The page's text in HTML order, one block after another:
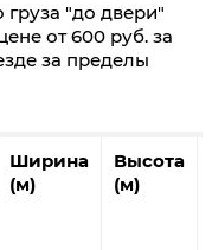
"до двери"
от 600 руб. за
за пределы
Ширина
(м)
Высота
(м)